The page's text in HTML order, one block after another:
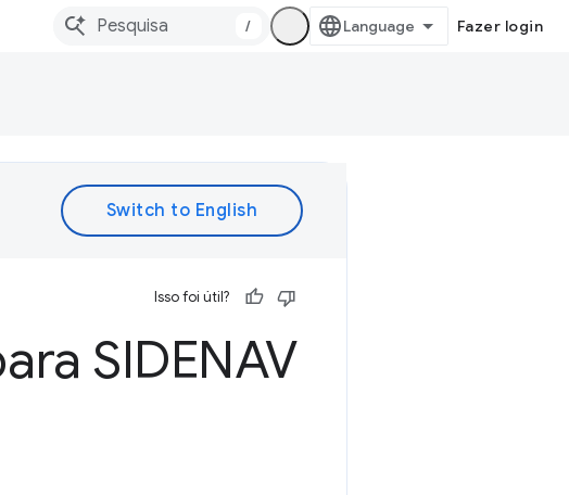
/ Fazer login
Isso foi útil?
SIDENAV